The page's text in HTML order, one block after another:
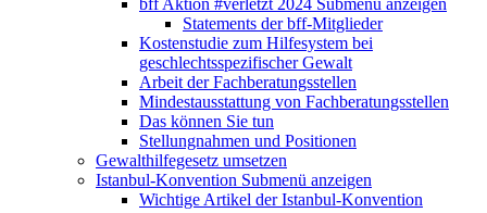
bff Aktion #verletzt 2024 Submenü anzeigen
Statements der bff-Mitglieder
Kostenstudie zum Hilfesystem bei
geschlechtsspezifischer Gewalt
Arbeit der Fachberatungsstellen
Mindestausstattung von Fachberatungsstellen
Das können Sie tun
Stellungnahmen und Positionen
Gewalthilfegesetz umsetzen
Istanbul-Konvention Submenü anzeigen
Wichtige Artikel der Istanbul-Konvention